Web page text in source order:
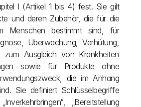
I (Artikel 1 bis 4) fest. Sie gilt
und deren Zubehör, die für die
Menschen bestimmt sind, für
Überwachung, Verhütung,
zum Ausgleich von Krankheiten
sowie für Produkte ohne
die im Anhang
Sie definiert Schlüsselbegriffe
„Bereitstellung